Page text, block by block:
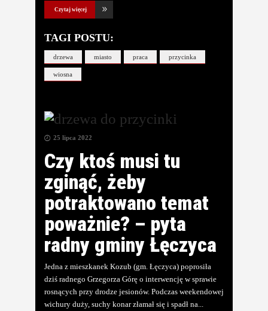
Czytaj więcej
TAGI POSTU:
drzewa miasto praca przycinka
wiosna
25 lipca 2022
Czy ktoś musi tu
zginąć, żeby
potraktowano temat
poważnie? – pyta
radny gminy Łęczyca
Jedna z mieszkanek Kozub (gm. Łęczyca) poprosiła
dziś radnego Grzegorza Górę o interwencję w sprawie
rosnących przy drodze jesionów. Podczas weekendowej
wichury duży, suchy konar złamał się i spadł na